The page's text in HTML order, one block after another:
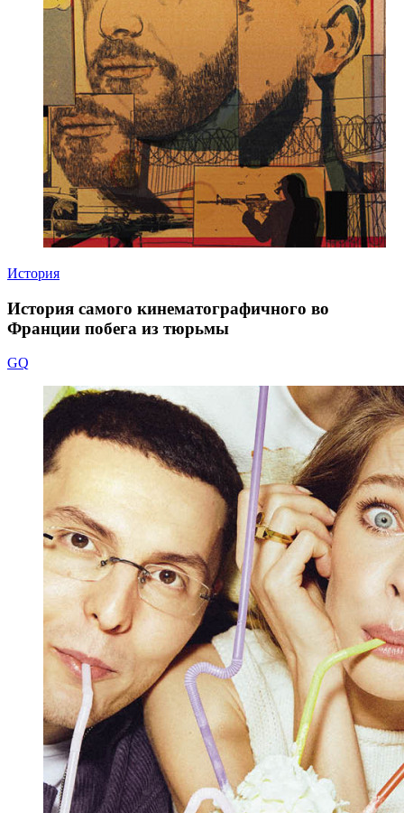
История
История самого кинематографичного во
Франции побега из тюрьмы
GQ